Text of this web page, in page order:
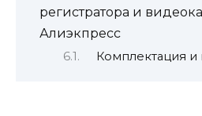
регистратора и
Алиэкпресс
Комплектация и